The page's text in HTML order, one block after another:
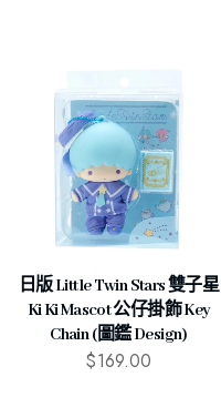
日版 Little Twin Stars 雙子星
Ki Ki Mascot 公仔掛飾 Key
Chain (圖鑑 Design)
$169.00